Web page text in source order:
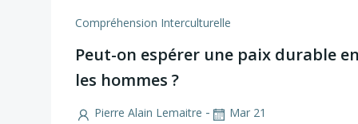
Compréhension Interculturelle
Peut-on espérer une paix durable
les hommes ?
Pierre Alain Lemaitre - Mar 21